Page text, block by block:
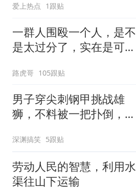
爱上热点 1跟贴
一群人围殴一个人，是不
是太过分了，实在是可
路虎哥 105跟贴
男子穿尖刺钢甲挑战雄
狮，不料被一把扑倒，下
深渊搞笑 5跟贴
劳动人民的智慧，利用水
渠往山下运输